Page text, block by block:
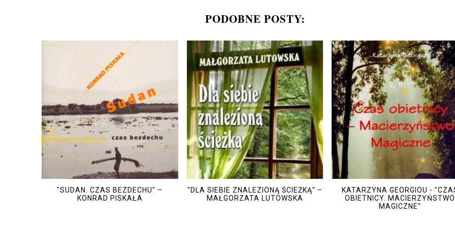
PODOBNE POSTY:
"SUDAN. CZAS BEZDECHU" –
KONRAD PISKAŁA
"DLA SIEBIE ZNALEZIONĄ ŚCIEŻKĄ" –
MAŁGORZATA LUTOWSKA
KATARZYNA GEORGIOU -
OBIETNICY. MACIERZYŃSTWO
MAGICZNE"